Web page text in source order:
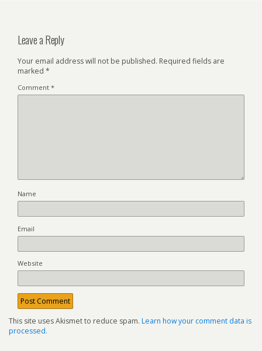
Leave a Reply
Your email address will not be published. Required fields are
marked *
Comment *
Name
Email
Website
This site uses Akismet to reduce spam. Learn how your comment data is
processed.